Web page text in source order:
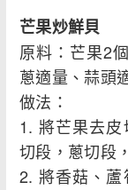
芒果炒鮮貝
原料：芒果2
蔥適量、蒜頭
做法：
1. 將芒果去
切段，蔥切段
2. 將香菇、